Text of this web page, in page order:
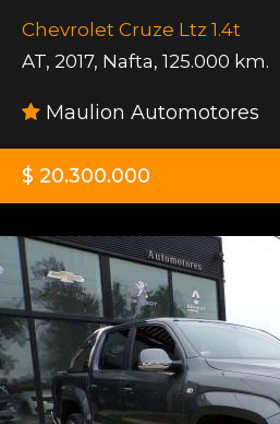
Chevrolet Cruze Ltz 1.4t
AT, 2017, Nafta, 125.000 km.
Maulion Automotores
$ 20.300.000